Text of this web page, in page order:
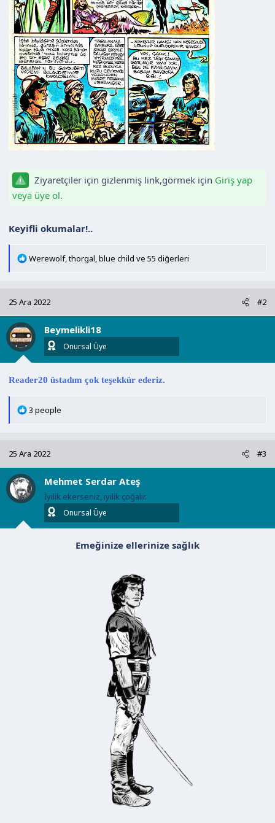
Ziyaretçiler için gizlenmiş link,görmek için Giriş yap
veya üye ol.
Keyifli okumalar!..
T
i
l
e
r
Werewolf,thorgal,blue child ve 55 diğerleri
25 Ara 2022 #2
Beymelikli18
Onursal Üye
Reader20 üstadım çok teşekkür ederiz.
T
i
l
e
r
3 people
25 Ara 2022 #3
Mehmet Serdar Ateş
İyilik ekerseniz, iyilik çoğalır.
Onursal Üye
Emeğinize ellerinize sağlık